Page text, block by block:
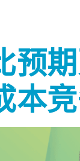
预
本